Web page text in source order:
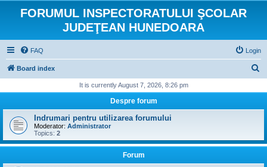
FORUMUL INSPECTORATULUI ŞCOLAR
JUDEŢEAN HUNEDOARA
FAQ Login
Board index
r
h
It is currently August 7, 2026, 8:26 pm
Despre forum
Indrumari pentru utilizarea forumului
Moderator: Administrator
Topics: 2
Forum